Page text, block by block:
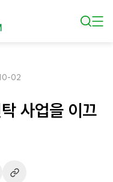
02
사업을 이끄